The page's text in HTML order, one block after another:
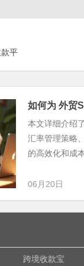
平
如何为 外贸
本文详细介绍
汇率管理策略
的高效化和成
06月20日
跨境收款宝